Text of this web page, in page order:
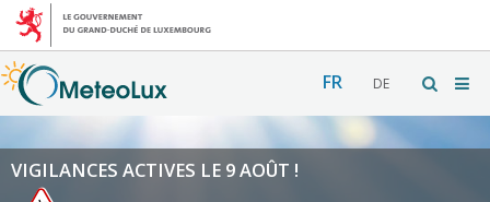
FR DE
VIGILANCES ACTIVES LE 9 AOÛT !